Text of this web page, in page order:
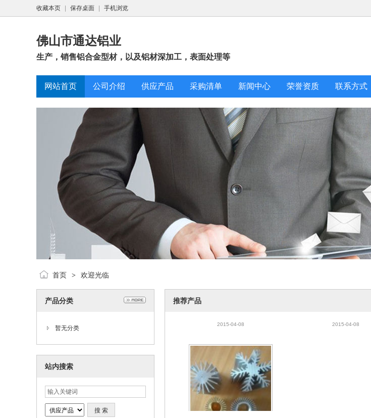
收藏本页 保存桌面 手机浏览
佛山市通达铝业
生产，销售铝合金型材，以及铝材深加工，表面处理等
网站首页 公司介绍 供应产品 采购清单 新闻中心 荣誉资质 联系方式
首页 > 欢迎光临
产品分类
暂无分类
站内搜索
推荐产品
合金
2015-04-08
铝材
2015-04-08